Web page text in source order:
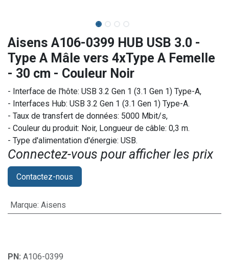
Aisens A106-0399 HUB USB 3.0 -
Type A Mâle vers 4xType A Femelle
- 30 cm - Couleur Noir
- Interface de l'hôte: USB 3.2 Gen 1 (3.1 Gen 1) Type-A,
- Interfaces Hub: USB 3.2 Gen 1 (3.1 Gen 1) Type-A.
- Taux de transfert de données: 5000 Mbit/s,
- Couleur du produit: Noir, Longueur de câble: 0,3 m.
- Type d'alimentation d'énergie: USB.
Connectez-vous pour afficher les prix​
Contactez-nous
Marque: Aisens
PN: A106-0399